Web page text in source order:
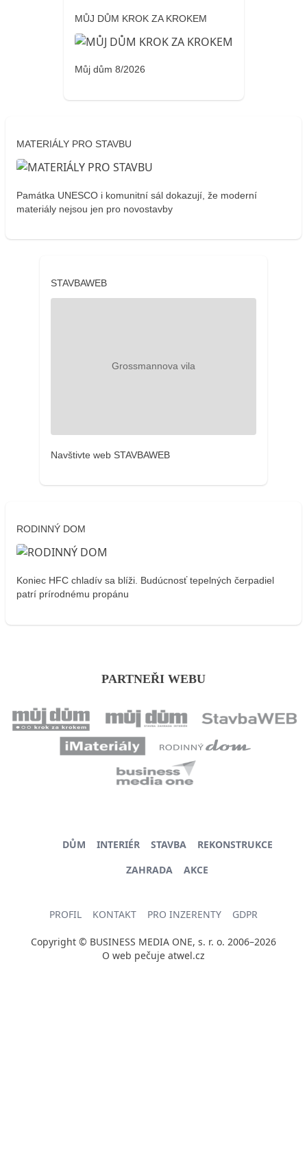
MŮJ DŮM KROK ZA KROKEM
Můj dům 8/2026
MATERIÁLY PRO STAVBU
Památka UNESCO i komunitní sál dokazují, že moderní
materiály nejsou jen pro novostavby
STAVBAWEB
Navštivte web STAVBAWEB
RODINNÝ DOM
Koniec HFC chladív sa blíži. Budúcnosť tepelných čerpadiel
patrí prírodnému propánu
PARTNEŘI WEBU
DŮM INTERIÉR STAVBA
REKONSTRUKCE
ZAHRADA
AKCE
PROFIL KONTAKT PRO INZERENTY GDPR
Copyright © BUSINESS MEDIA ONE, s. r. o. 2006–2026